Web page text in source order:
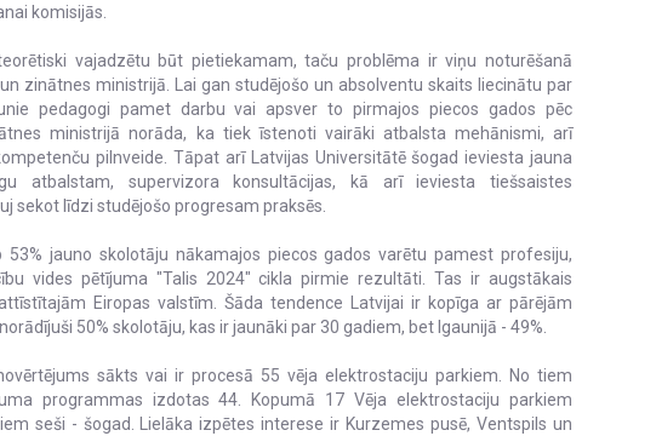
komisijās.
vajadzētu būt pietiekamam, taču problēma ir viņu noturēšanā
zinātnes ministrijā. Lai gan studējošo un absolventu skaits liecinātu par
pedagogi pamet darbu vai apsver to pirmajos piecos gados pēc
ministrijā norāda, ka tiek īstenoti vairāki atbalsta mehānismi, arī
pilnveide. Tāpat arī Latvijas Universitātē šogad ieviesta jauna
atbalstam, supervizora konsultācijas, kā arī ieviesta tiešsaistes
sekot līdzi studējošo progresam praksēs.
53% jauno skolotāju nākamajos piecos gados varētu pamest profesiju,
vides pētījuma "Talis 2024" cikla pirmie rezultāti. Tas ir augstākais
Eiropas valstīm. Šāda tendence Latvijai ir kopīga ar pārējām
50% skolotāju, kas ir jaunāki par 30 gadiem, bet Igaunijā - 49%.
sākts vai ir procesā 55 vēja elektrostaciju parkiem. No tiem
programmas izdotas 44. Kopumā 17 Vēja elektrostaciju parkiem
seši - šogad. Lielāka izpētes interese ir Kurzemes pusē, Ventspils un